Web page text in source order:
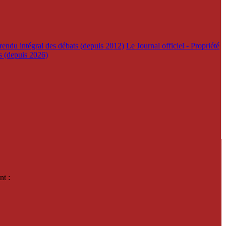
intégral des débats (depuis 2012) Le Journal officiel - Propriété
(depuis 2026)
: